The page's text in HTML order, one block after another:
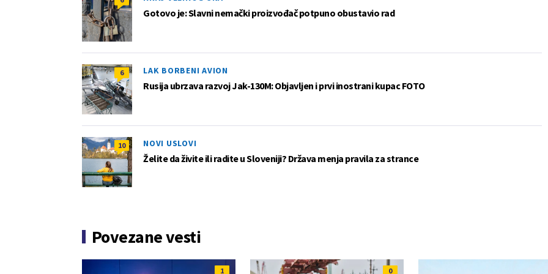
Gotovo je: Slavni nemački proizvođač potpuno obustavio rad
6 LAK BORBENI AVION
Rusija ubrzava razvoj Jak-130M: Objavljen i prvi inostrani kupac FOTO
10 NOVI USLOVI
Želite da živite ili radite u Sloveniji? Država menja pravila za strance
Povezane vesti
1 0